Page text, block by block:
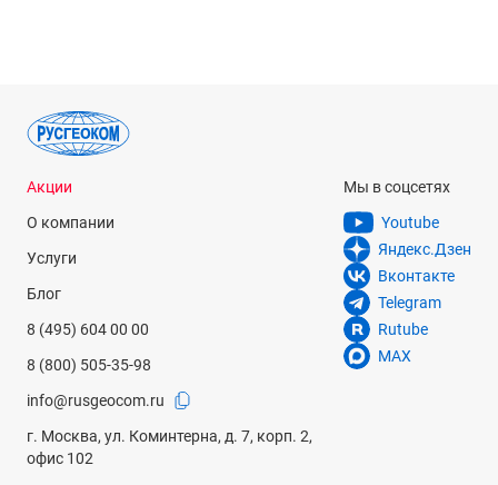
Акции
О компании
Услуги
Блог
8 (495) 604 00 00
8 (800) 505-35-98
info@rusgeocom.ru
г. Москва, ул. Коминтерна, д. 7, корп. 2,
офис 102
Мы в соцсетях
Youtube
Яндекс.Дзен
Вконтакте
Telegram
Rutube
MAX